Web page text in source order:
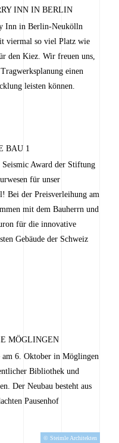
INN IN BERLIN
Inn in Berlin-Neukölln
viermal so viel Platz wie
den Kiez. Wir freuen uns,
einen
leisten können.
BAU 1
Award der Stiftung
für unser
Bei der Preisverleihung am
mit dem Bauherrn und
für die innovative
Gebäude der Schweiz
MÖGLINGEN
6. Oktober in Möglingen
Bibliothek und
Der Neubau besteht aus
Pausenhof
© Steimle Architekten